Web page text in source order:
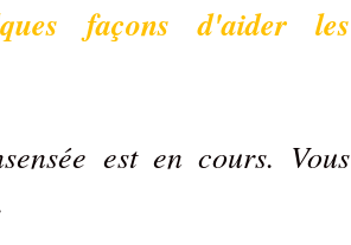
façons d'aider les
est en cours. Vous